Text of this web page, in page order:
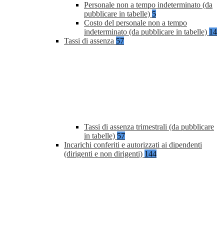
Personale non a tempo indeterminato (da
pubblicare in tabelle) 5
Costo del personale non a tempo
indeterminato (da pubblicare in tabelle) 14
Tassi di assenza 57
Tassi di assenza trimestrali (da pubblicare
in tabelle) 57
Incarichi conferiti e autorizzati ai dipendenti
(dirigenti e non dirigenti) 144